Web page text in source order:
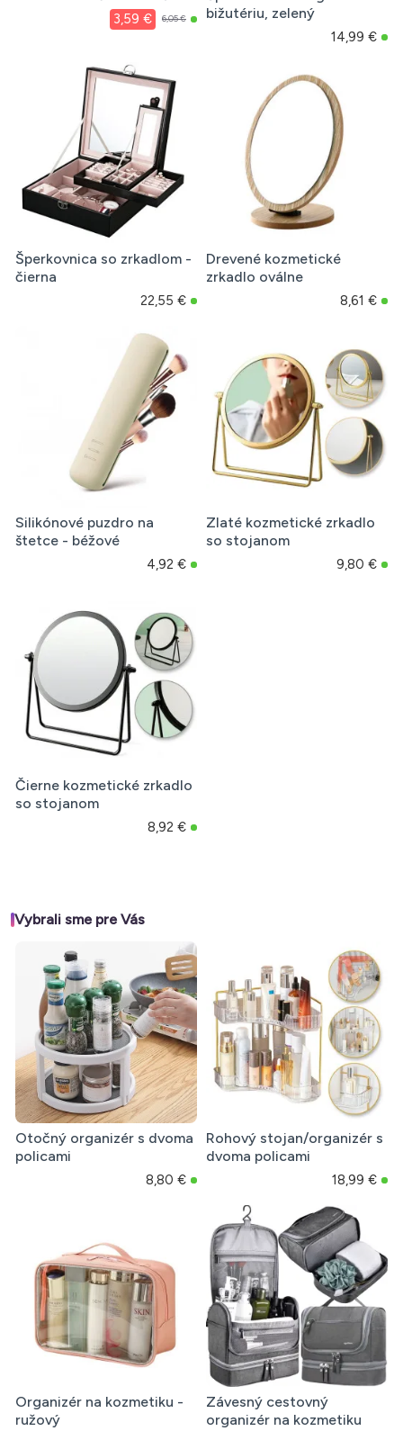
3,59 € 6,05 €
bižutériu, zelený
14,99 €
Šperkovnica so zrkadlom -
čierna
22,55 €
Drevené kozmetické
zrkadlo oválne
8,61 €
Silikónové puzdro na
štetce - béžové
4,92 €
Zlaté kozmetické zrkadlo
so stojanom
9,80 €
Čierne kozmetické zrkadlo
so stojanom
8,92 €
Vybrali sme pre Vás
Otočný organizér s dvoma
policami
8,80 €
Rohový stojan/organizér s
dvoma policami
18,99 €
Organizér na kozmetiku -
ružový
Závesný cestovný
organizér na kozmetiku